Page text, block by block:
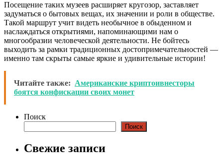
Посещение таких музеев расширяет кругозор, заставляет
задуматься о бытовых вещах, их значении и роли в обществе.
Такой маршрут учит видеть необычное в обыденном и
наслаждаться открытиями, напоминающими нам о
многообразии человеческой деятельности. Не бойтесь
выходить за рамки традиционных достопримечательностей —
именно там скрыты самые яркие и удивительные истории!
Читайте также: Американские криптоивнесторы
боятся конфискации своих монет
Поиск
Поиск
Свежие записи